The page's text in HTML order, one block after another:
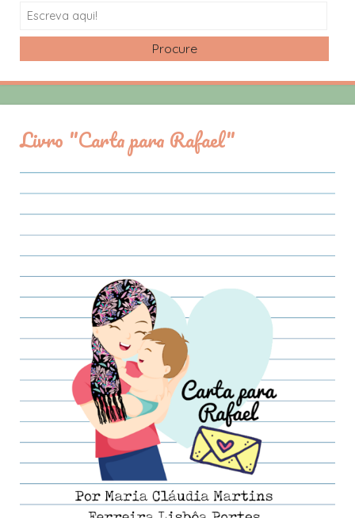
Search
Livro "Carta para Rafael"